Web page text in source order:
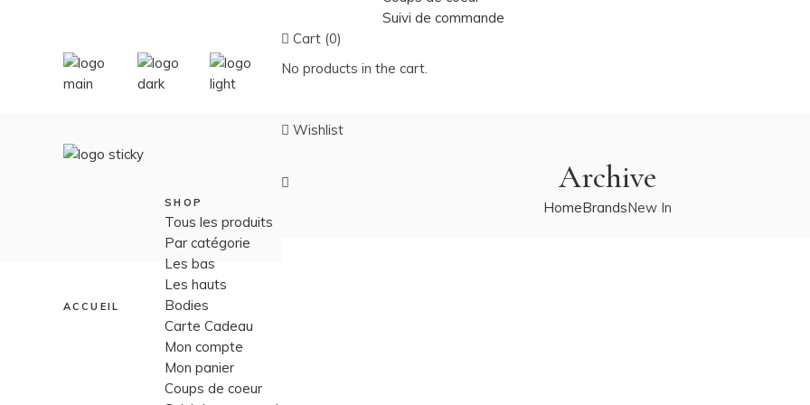
Suivi de commande
Cart (0)
No products in the cart.
Wishlist
ACCUEIL
SHOP
Tous les produits
Par catégorie
Les bas
Les hauts
Bodies
Carte Cadeau
Mon compte
Mon panier
Coups de coeur
Archive
HomeBrandsNew In